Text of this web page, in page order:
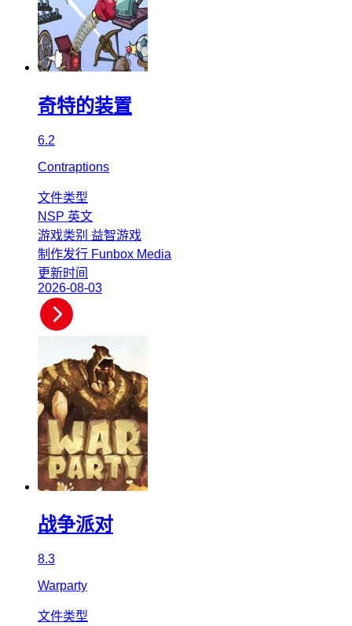
奇特的装置
6.2
Contraptions
文件类型
NSP 英文
游戏类别 益智游戏
制作发行 Funbox Media
更新时间
2026-08-03
战争派对
8.3
Warparty
文件类型